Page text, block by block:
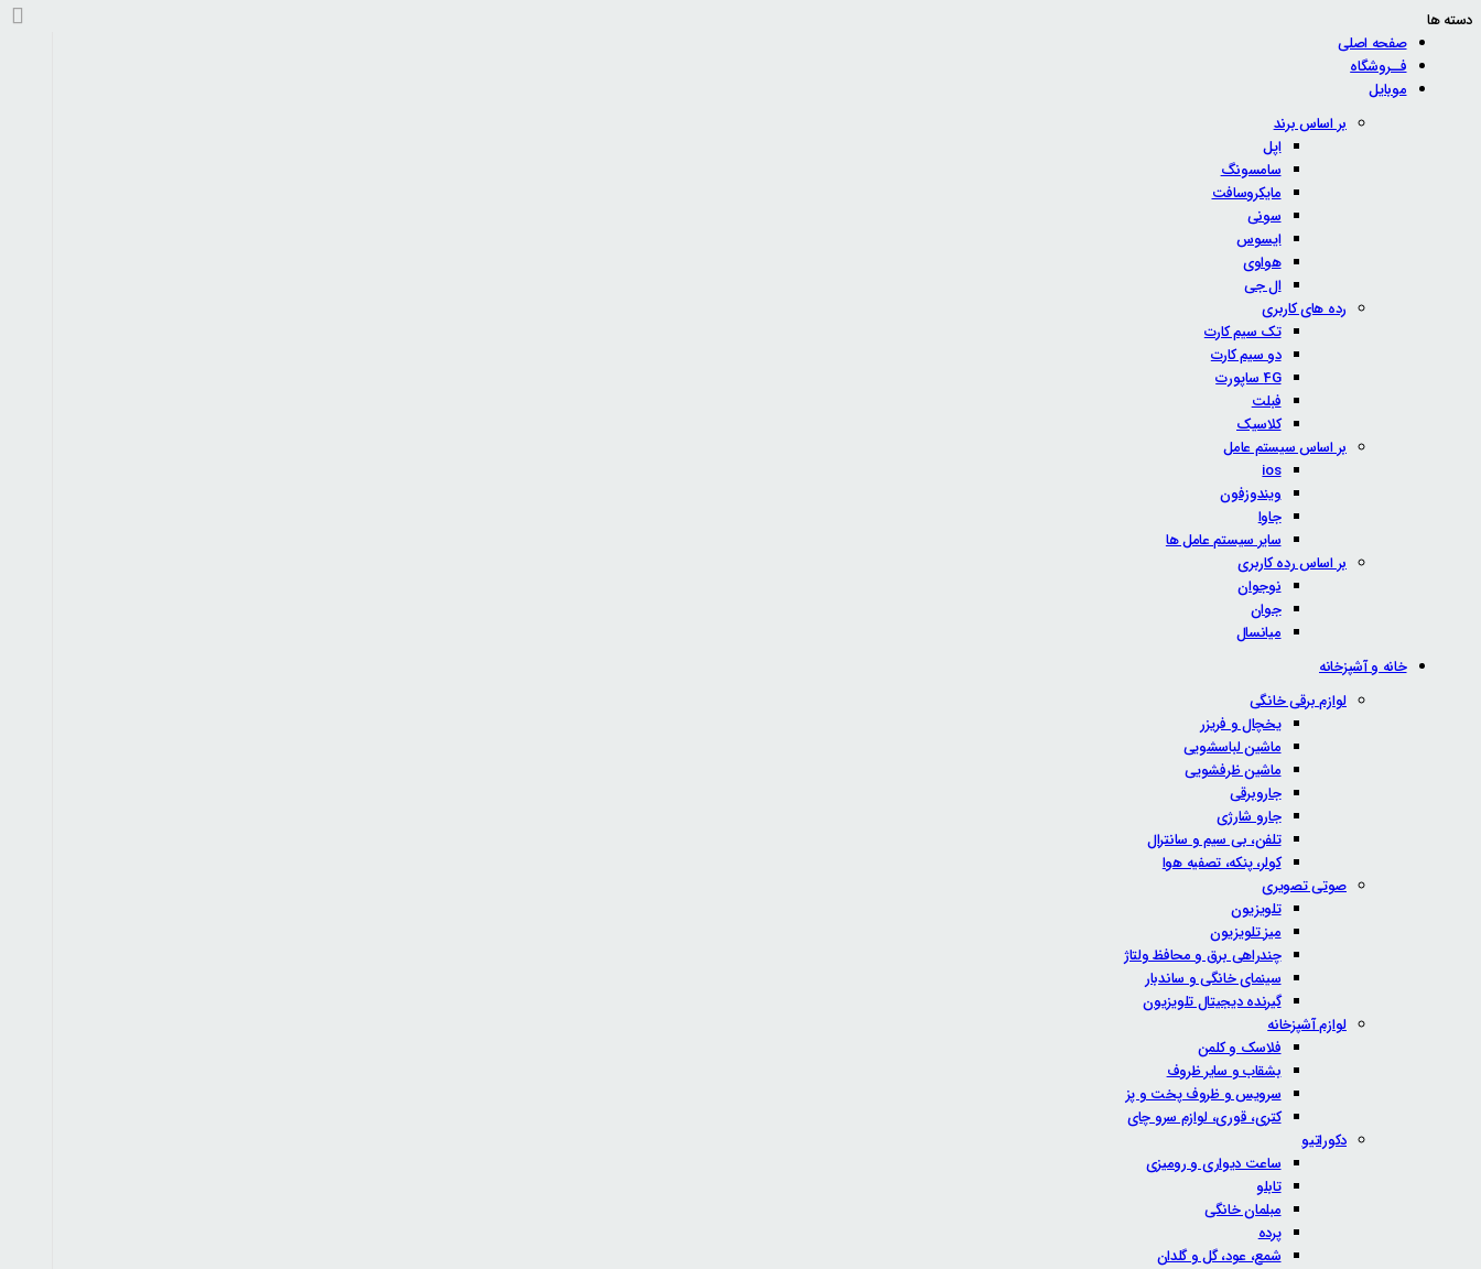
دسته ها
صفحه اصلی
فــروشگاه
موبایل
بر اساس برند
اپل
سامسونگ
مایکروسافت
سونی
ایسوس
هواوی
ال جی
رده های کاربری
تک سیم کارت
دو سیم کارت
4G ساپورت
فبلت
کلاسیک
بر اساس سیستم عامل
ios
ویندوزفون
جاوا
سایر سیستم عامل ها
بر اساس رده کاربری
نوجوان
جوان
میانسال
خانه و آشپزخانه
لوازم برقی خانگی
یخچال و فریزر
ماشین لباسشویی
ماشین ظرفشویی
جاروبرقی
جارو شارژی
تلفن، بی سیم و سانترال
کولر، پنکه، تصفیه هوا
صوتی تصویری
تلویزیون
میز تلویزیون
چندراهی برق و محافظ ولتاژ
سینمای خانگی و ساندبار
گیرنده دیجیتال تلویزیون
لوازم آشپزخانه
فلاسک و کلمن
بشقاب و سایر ظروف
سرویس و ظروف پخت و پز
کتری، قوری، لوازم سرو چای
دکوراتیو
ساعت دیواری و رومیزی
تابلو
مبلمان خانگی
پرده
شمع، عود، گل و گلدان